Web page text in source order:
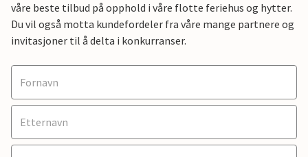
våre beste tilbud på opphold i våre flotte feriehus og hytter.
Du vil også motta kundefordeler fra våre mange partnere og
invitasjoner til å delta i konkurranser.